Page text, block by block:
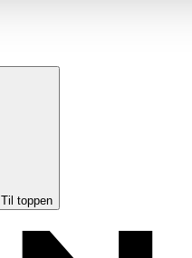
Til toppen